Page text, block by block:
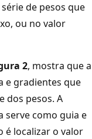
de pesos que
ou no valor
2, mostra que a
e gradientes que
dos pesos. A
serve como guia e
é localizar o valor